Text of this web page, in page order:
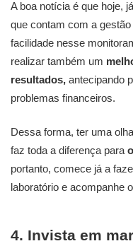
A boa notícia é que hoje,
que contam com a
facilidade nesse
realizar também um
resultados, antecipando
problemas financeiros.
Dessa forma, ter uma
faz toda a diferença para
portanto, comece já a
laboratório e acompanhe
4. Invista em